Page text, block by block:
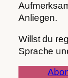
Anliegen.
Willst du
Sprache